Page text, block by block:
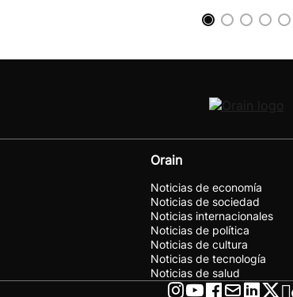
Orain
Noticias de economía
Noticias de sociedad
Noticias internacionales
Noticias de política
Noticias de cultura
Noticias de tecnología
Noticias de salud